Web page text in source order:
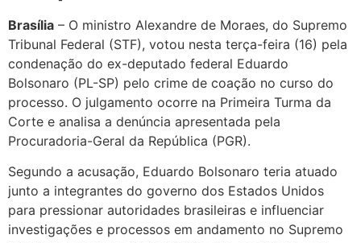
Brasília – O ministro Alexandre de Moraes, do Supremo
Tribunal Federal (STF), votou nesta terça-feira (16) pela
condenação do ex-deputado federal Eduardo
Bolsonaro (PL-SP) pelo crime de coação no curso do
processo. O julgamento ocorre na Primeira Turma da
Corte e analisa a denúncia apresentada pela
Procuradoria-Geral da República (PGR).
Segundo a acusação, Eduardo Bolsonaro teria atuado
junto a integrantes do governo dos Estados Unidos
para pressionar autoridades brasileiras e influenciar
investigações e processos em andamento no Supremo